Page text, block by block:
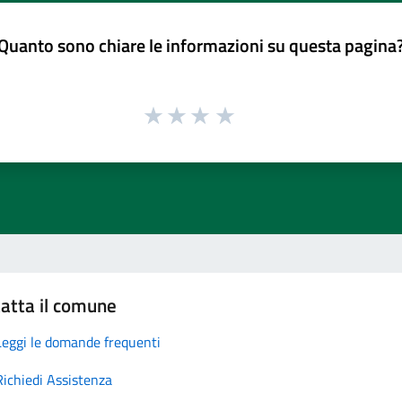
sono chiare le informazioni su questa
il comune
le domande frequenti
Assistenza